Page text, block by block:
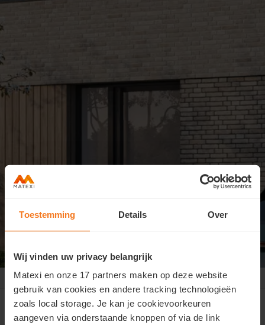
Toestemming Details Over
Wij vinden uw privacy belangrijk
Matexi en onze 17 partners maken op deze website
gebruik van cookies en andere tracking technologieën
zoals local storage. Je kan je cookievoorkeuren
aangeven via onderstaande knoppen of via de link
Grimbergen Beigemveld > viewing day